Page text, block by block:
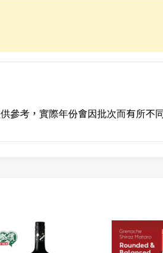
參考，實際年份會因批次而有所不